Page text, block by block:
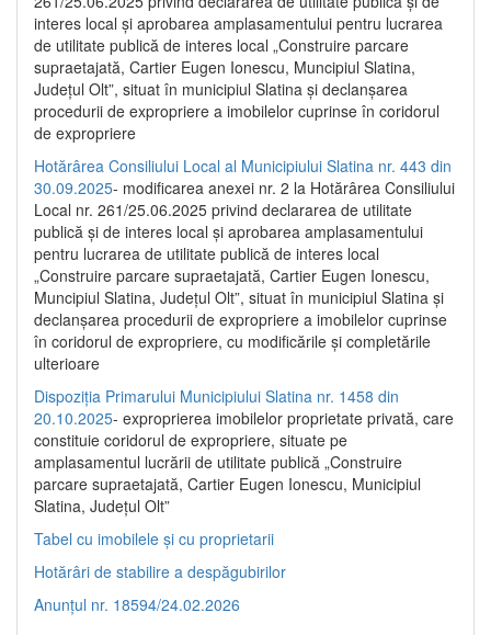
interes local și aprobarea amplasamentului pentru lucrarea
de utilitate publică de interes local „Construire parcare
supraetajată, Cartier Eugen Ionescu, Muncipiul Slatina,
Județul Olt”, situat în municipiul Slatina și declanșarea
procedurii de expropriere a imobilelor cuprinse în coridorul
de expropriere
Hotărârea Consiliului Local al Municipiului Slatina nr. 443 din
30.09.2025- modificarea anexei nr. 2 la Hotărârea Consiliului
Local nr. 261/25.06.2025 privind declararea de utilitate
publică şi de interes local şi aprobarea amplasamentului
pentru lucrarea de utilitate publică de interes local
„Construire parcare supraetajată, Cartier Eugen Ionescu,
Muncipiul Slatina, Judeţul Olt”, situat în municipiul Slatina şi
declanşarea procedurii de expropriere a imobilelor cuprinse
în coridorul de expropriere, cu modificările şi completările
ulterioare
Dispoziția Primarului Municipiului Slatina nr. 1458 din
20.10.2025- exproprierea imobilelor proprietate privată, care
constituie coridorul de expropriere, situate pe
amplasamentul lucrării de utilitate publică „Construire
parcare supraetajată, Cartier Eugen Ionescu, Municipiul
Slatina, Județul Olt”
Tabel cu imobilele și cu proprietarii
Hotărâri de stabilire a despăgubirilor
Anunțul nr. 18594/24.02.2026